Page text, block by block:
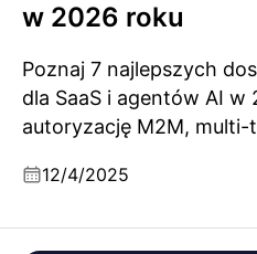
w 2026 roku
Poznaj 7 najlepszych
dla SaaS i agentów AI
autoryzację M2M, multi-
przedsiębiorstw.
12/4/2025